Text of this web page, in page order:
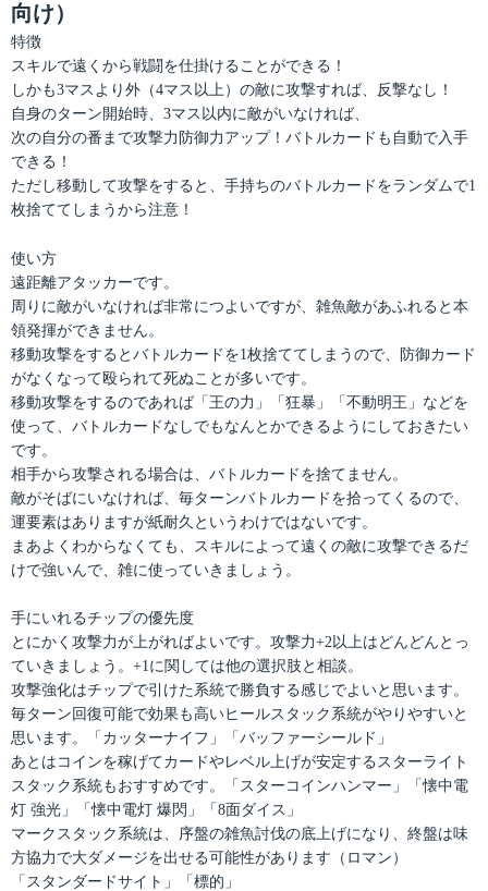
向け）
特徴
スキルで遠くから戦闘を仕掛けることができる！
しかも3マスより外（4マス以上）の敵に攻撃すれば、反撃なし！
自身のターン開始時、3マス以内に敵がいなければ、
次の自分の番まで攻撃力防御力アップ！バトルカードも自動で入手
できる！
ただし移動して攻撃をすると、手持ちのバトルカードをランダムで1
枚捨ててしまうから注意！
使い方
遠距離アタッカーです。
周りに敵がいなければ非常につよいですが、雑魚敵があふれると本
領発揮ができません。
移動攻撃をするとバトルカードを1枚捨ててしまうので、防御カード
がなくなって殴られて死ぬことが多いです。
移動攻撃をするのであれば「王の力」「狂暴」「不動明王」などを
使って、バトルカードなしでもなんとかできるようにしておきたい
です。
相手から攻撃される場合は、バトルカードを捨てません。
敵がそばにいなければ、毎ターンバトルカードを拾ってくるので、
運要素はありますが紙耐久というわけではないです。
まあよくわからなくても、スキルによって遠くの敵に攻撃できるだ
けで強いんで、雑に使っていきましょう。
手にいれるチップの優先度
とにかく攻撃力が上がればよいです。攻撃力+2以上はどんどんとっ
ていきましょう。+1に関しては他の選択肢と相談。
攻撃強化はチップで引けた系統で勝負する感じでよいと思います。
毎ターン回復可能で効果も高いヒールスタック系統がやりやすいと
思います。「カッターナイフ」「バッファーシールド」
あとはコインを稼げてカードやレベル上げが安定するスターライト
スタック系統もおすすめです。「スターコインハンマー」「懐中電
灯 強光」「懐中電灯 爆閃」「8面ダイス」
マークスタック系統は、序盤の雑魚討伐の底上げになり、終盤は味
方協力で大ダメージを出せる可能性があります（ロマン）
「スタンダードサイト」「標的」